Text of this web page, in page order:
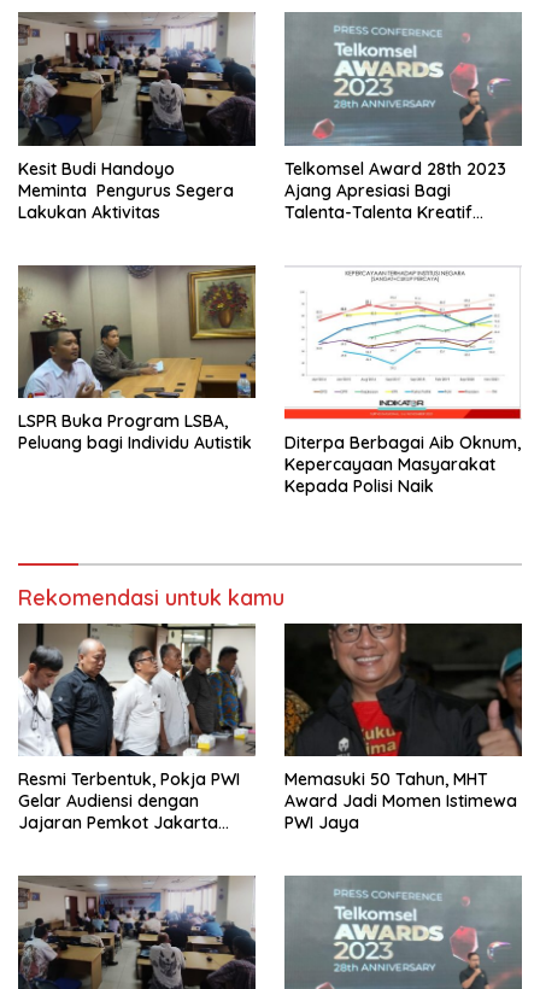
Kesit Budi Handoyo
Meminta Pengurus Segera
Lakukan Aktivitas
Telkomsel Award 28th 2023
Ajang Apresiasi Bagi
Talenta-Talenta Kreatif
LSPR Buka Program LSBA,
Peluang bagi Individu Autistik
Diterpa Berbagai Aib Oknum,
Kepercayaan Masyarakat
Kepada Polisi Naik
Rekomendasi untuk kamu
Resmi Terbentuk, Pokja PWI
Gelar Audiensi dengan
Jajaran Pemkot Jakarta
Memasuki 50 Tahun, MHT
Award Jadi Momen Istimewa
PWI Jaya